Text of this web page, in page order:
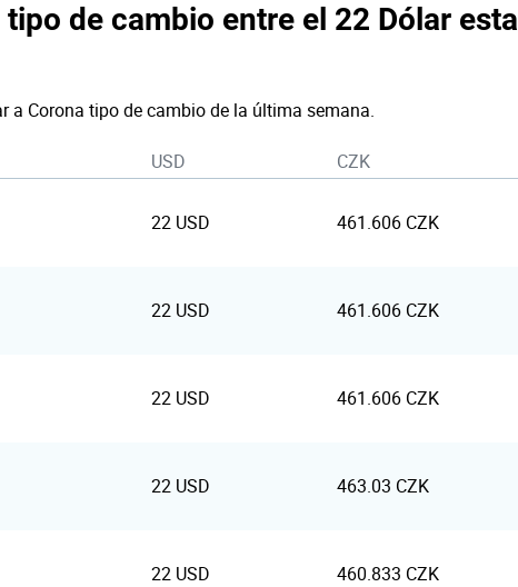
de cambio entre el 22 Dólar
a Corona tipo de cambio de la última semana.
USD CZK
22 USD 461.606 CZK
22 USD 461.606 CZK
22 USD 461.606 CZK
22 USD 463.03 CZK
22 USD 460.833 CZK